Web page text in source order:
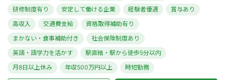
研修制度有り
安定して働ける企業 経験者優遇
賞与あり
高収入
交通費支給
資格取得補助有り
まかない・食事補助付き
社会保険制度あり
英語・語学力を活かす
駅直結・駅から徒歩5分以内
月8日以上休み
年収500万円以上 時短勤務